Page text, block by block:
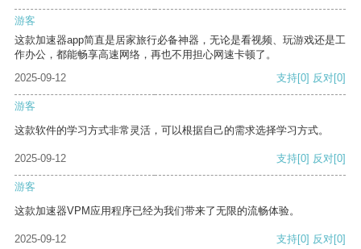
游客
这款加速器app简直是居家旅行必备神器，无论是看视频、玩游戏还是工
作办公，都能畅享高速网络，再也不用担心网速卡顿了。
2025-09-12
支持[0] 反对[0]
游客
这款软件的学习方式非常灵活，可以根据自己的需求选择学习方式。
2025-09-12 支持[0] 反对[0]
游客
这款加速器VPM应用程序已经为我们带来了无限的流畅体验。
2025-09-12 支持[0] 反对[0]